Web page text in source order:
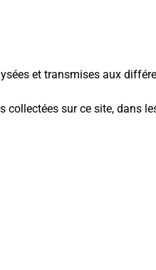
et transmises aux
sur ce site, dans